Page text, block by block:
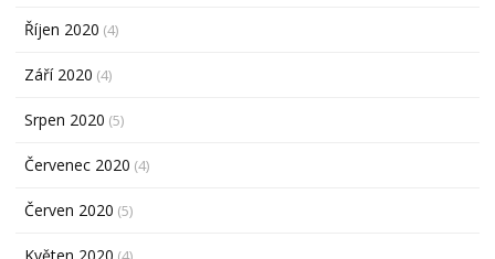
Říjen 2020 (4)
Září 2020 (4)
Srpen 2020 (5)
Červenec 2020 (4)
Červen 2020 (5)
Květen 2020